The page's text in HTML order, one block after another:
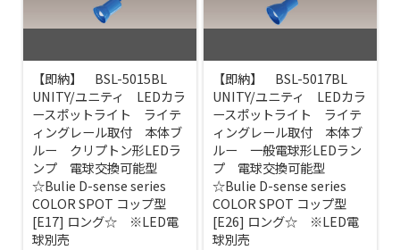
【即納】 BSL-5015BL
UNITY/ユニティ LEDカラ
ースポットライト ライテ
ィングレール取付 本体ブ
ルー クリプトン形LEDラ
ンプ 電球交換可能型
☆Bulie D-sense series
COLOR SPOT コップ型
[E17] ロング☆ ※LED電
球別売
【即納】 BSL-5017BL
UNITY/ユニティ LEDカラ
ースポットライト ライテ
ィングレール取付 本体ブ
ルー 一般電球形LEDラン
プ 電球交換可能型
☆Bulie D-sense series
COLOR SPOT コップ型
[E26] ロング☆ ※LED電
球別売